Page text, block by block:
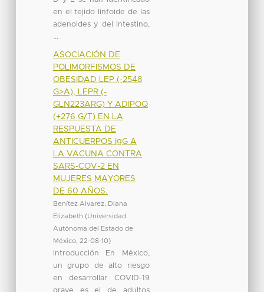
en el tejido linfoide de las
adenoides y del intestino,
...
ASOCIACIÓN DE
POLIMORFISMOS DE
OBESIDAD LEP (-2548
G>A), LEPR (-
GLN223ARG) Y ADIPOQ
(+276 G/T) EN LA
RESPUESTA DE
ANTICUERPOS IgG A
LA VACUNA CONTRA
SARS-COV-2 EN
MUJERES MAYORES
DE 60 AÑOS.
Benítez Alvarez, Diana
Elizabeth (Universidad
Autónoma del Estado de
México, 22-08-10)
Introducción En México,
un grupo de alto riesgo
en desarrollar COVID-19
grave es el de adultos